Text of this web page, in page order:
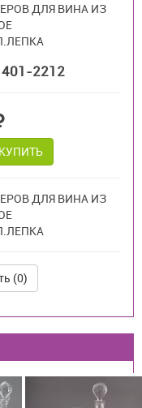
ДЛЯ ВИНА ИЗ
401-2212
КУПИТЬ
ДЛЯ ВИНА ИЗ
(0)